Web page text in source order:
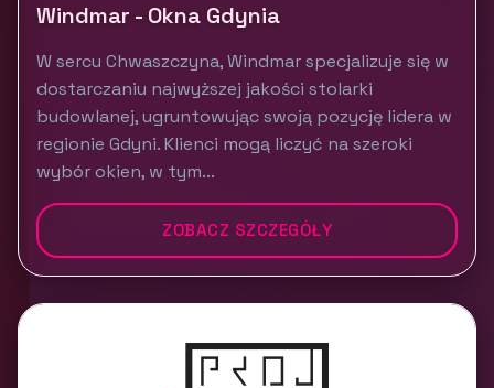
Windmar - Okna Gdynia
W sercu Chwaszczyna, Windmar specjalizuje się w
dostarczaniu najwyższej jakości stolarki
budowlanej, ugruntowując swoją pozycję lidera w
regionie Gdyni. Klienci mogą liczyć na szeroki
wybór okien, w tym...
ZOBACZ SZCZEGÓŁY